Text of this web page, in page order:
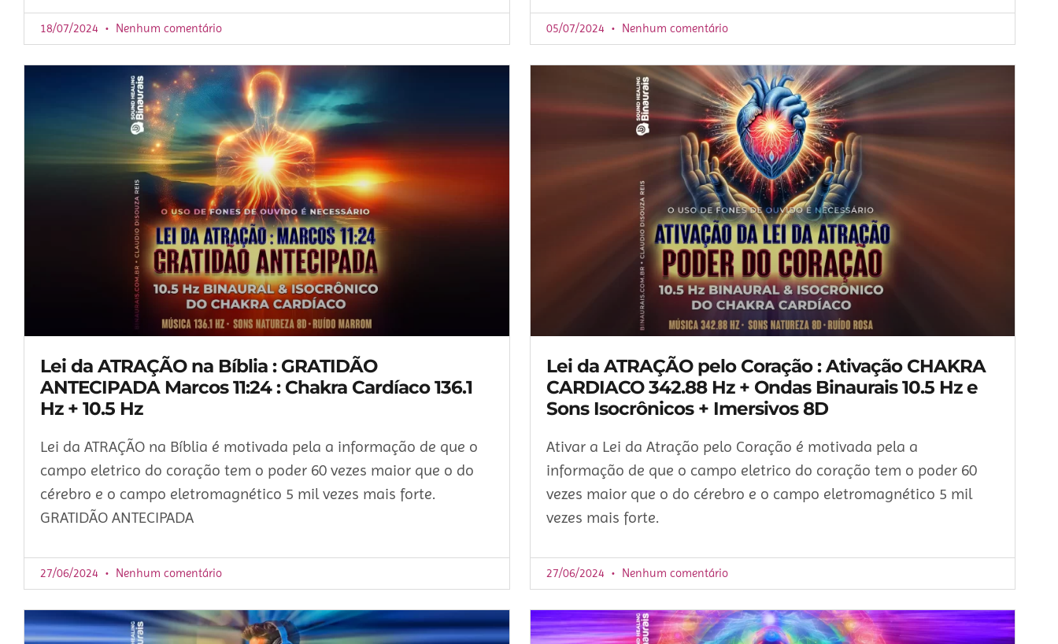
18/07/2024 Nenhum comentário 05/07/2024 Nenhum comentário
Lei da ATRAÇÃO na Bíblia : GRATIDÃO
ANTECIPADA Marcos 11:24 : Chakra Cardíaco 136.1
Hz + 10.5 Hz
Lei da ATRAÇÃO na Bíblia é motivada pela a informação de que o
campo eletrico do coração tem o poder 60 vezes maior que o do
cérebro e o campo eletromagnético 5 mil vezes mais forte.
GRATIDÃO ANTECIPADA
27/06/2024 Nenhum comentário
Lei da ATRAÇÃO pelo Coração : Ativação CHAKRA
CARDIACO 342.88 Hz + Ondas Binaurais 10.5 Hz e
Sons Isocrônicos + Imersivos 8D
Ativar a Lei da Atração pelo Coração é motivada pela a
informação de que o campo eletrico do coração tem o poder 60
vezes maior que o do cérebro e o campo eletromagnético 5 mil
vezes mais forte.
27/06/2024 Nenhum comentário